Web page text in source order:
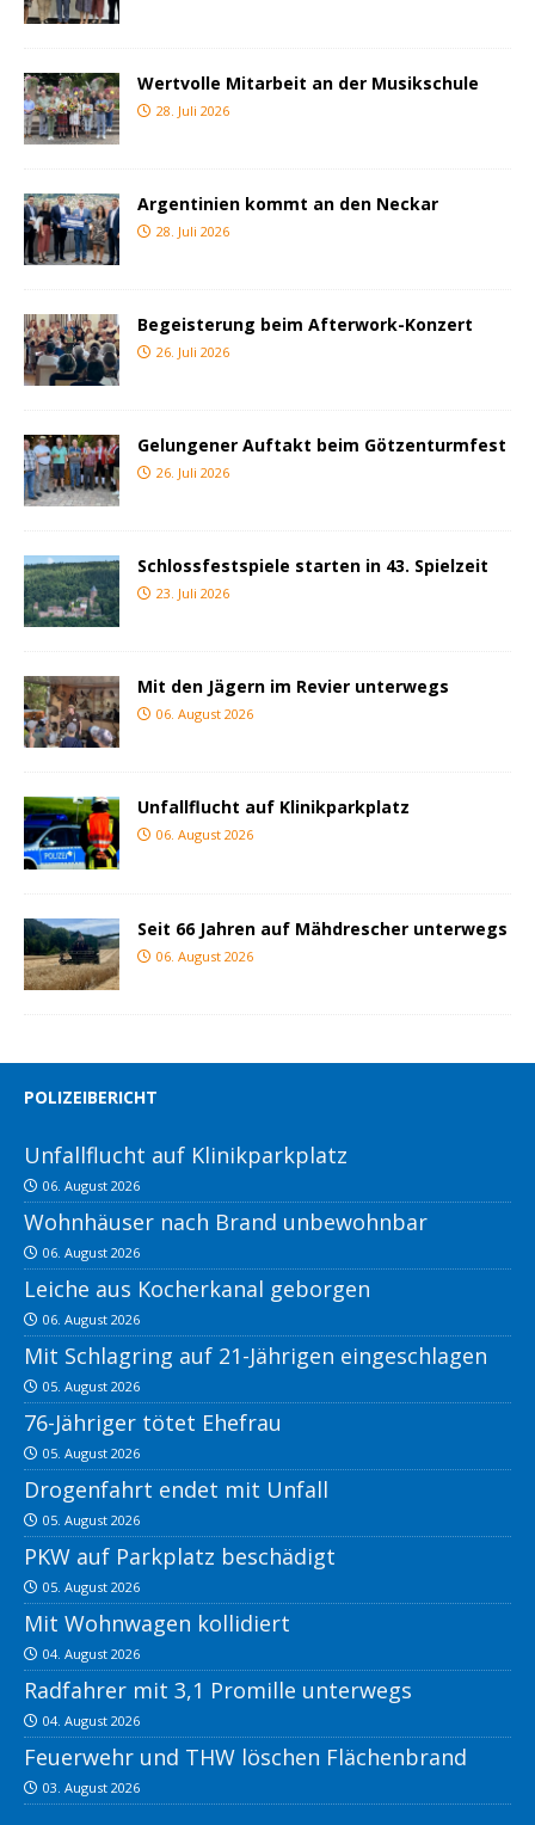
Wertvolle Mitarbeit an der Musikschule
28. Juli 2026
Argentinien kommt an den Neckar
28. Juli 2026
Begeisterung beim Afterwork-Konzert
26. Juli 2026
Gelungener Auftakt beim Götzenturmfest
26. Juli 2026
Schlossfestspiele starten in 43. Spielzeit
23. Juli 2026
Mit den Jägern im Revier unterwegs
06. August 2026
Unfallflucht auf Klinikparkplatz
06. August 2026
Seit 66 Jahren auf Mähdrescher unterwegs
06. August 2026
POLIZEIBERICHT
Unfallflucht auf Klinikparkplatz
06. August 2026
Wohnhäuser nach Brand unbewohnbar
06. August 2026
Leiche aus Kocherkanal geborgen
06. August 2026
Mit Schlagring auf 21-Jährigen eingeschlagen
05. August 2026
76-Jähriger tötet Ehefrau
05. August 2026
Drogenfahrt endet mit Unfall
05. August 2026
PKW auf Parkplatz beschädigt
05. August 2026
Mit Wohnwagen kollidiert
04. August 2026
Radfahrer mit 3,1 Promille unterwegs
04. August 2026
Feuerwehr und THW löschen Flächenbrand
03. August 2026